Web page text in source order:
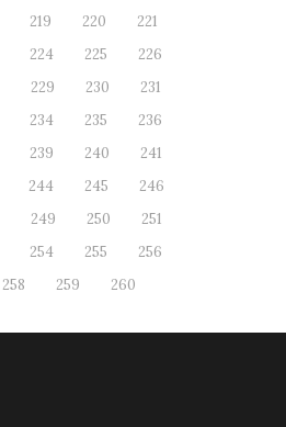
219 220
221
224 225
226
229 230
231
234 235
236
239 240
241
244 245
246
249 250
251
254 255
256
258 259 260